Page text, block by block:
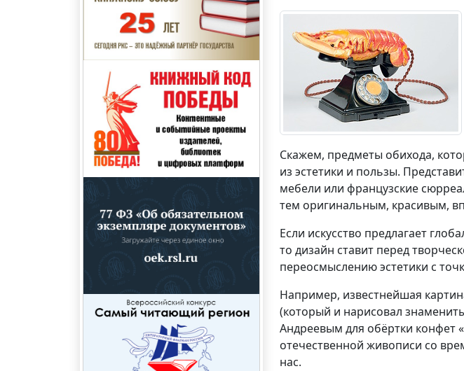
Скажем, предметы обихода,
из эстетики и пользы.
мебели или французские
тем оригинальным, красивым,
Если искусство предлагает
то дизайн ставит перед
переосмыслению эстетики с
Например, известнейшая
(который и нарисовал
Андреевым для обёртки конфет
отечественной живописи со
нас.